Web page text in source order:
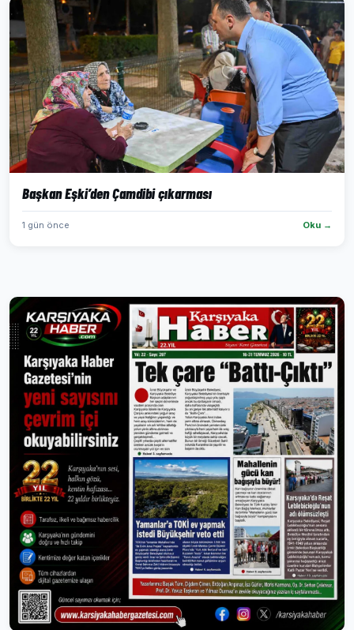
Başkan Eşki’den Çamdibi çıkarması
1 gün önce Oku →